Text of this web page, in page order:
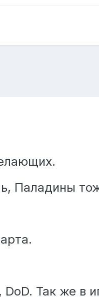
Паладины
Так же в